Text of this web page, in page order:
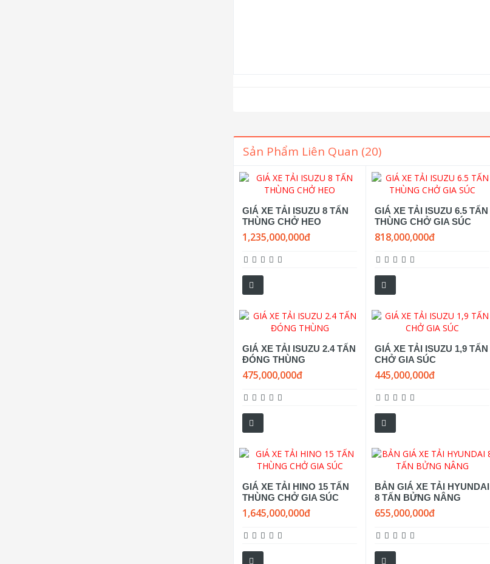
Sản Phẩm Liên Quan (20)
GIÁ XE TẢI ISUZU 8 TẤN
THÙNG CHỞ HEO
1,235,000,000đ
GIÁ XE TẢI ISUZU 6.5 TẤN
THÙNG CHỞ GIA SÚC
818,000,000đ
GIÁ XE TẢI ISUZU 2.4 TẤN
ĐÓNG THÙNG
475,000,000đ
GIÁ XE TẢI ISUZU 1,9 TẤN
CHỞ GIA SÚC
445,000,000đ
GIÁ XE TẢI HINO 15 TẤN
THÙNG CHỞ GIA SÚC
1,645,000,000đ
BẢN GIÁ XE TẢI HYUNDAI
8 TẤN BỬNG NÂNG
655,000,000đ